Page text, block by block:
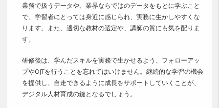
業務で扱うデータや、業界ならではのデータをもとに学ぶこと
で、学習者にとっては身近に感じられ、実務に生かしやすくな
ります。また、適切な教材の選定や、講師の質にも気を配りま
す。
研修後は、学んだスキルを実務で生かせるよう、フォローアッ
プやOJTを行うことを忘れてはいけません。継続的な学習の機会
を提供し、自走できるように成長をサポートしていくことが、
デジタル人材育成の鍵となるでしょう。